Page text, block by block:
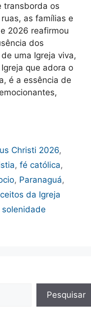
transborda os
as famílias e
2026 reafirmou
dos
uma Igreja viva,
que adora o
é a essência de
Christi 2026,
, fé católica,
, Paranaguá,
da Igreja
solenidade
Pesquisar